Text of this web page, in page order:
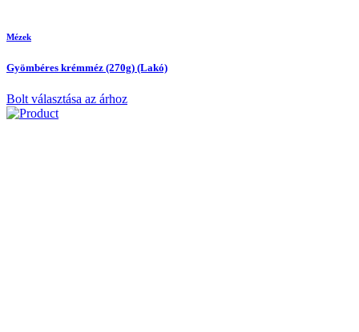
Mézek
Gyömbéres krémméz (270g) (Lakó)
Bolt választása az árhoz